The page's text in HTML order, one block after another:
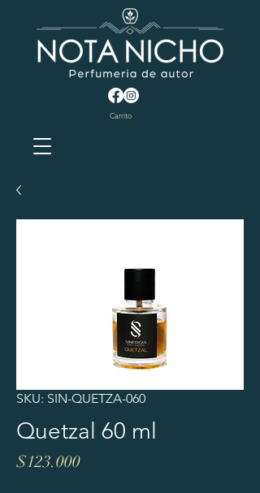
Carrito
SKU: SIN-QUETZA-060
Quetzal 60 ml
$123.000Precio